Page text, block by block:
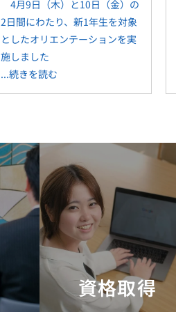
4月9日（木）と10日（金）の
2日間にわたり、新1年生を対象
としたオリエンテーションを実
施しました
...続きを読む
資格取得